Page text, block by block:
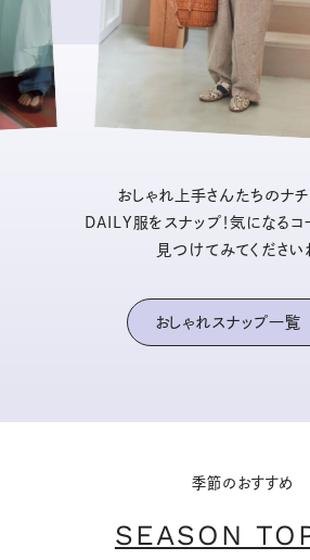
おしゃれ上手さんたちのナ
DAILY服をスナップ！気になるコ
見つけてみてください
おしゃれスナップ一覧
季節のおすすめ
SEASON